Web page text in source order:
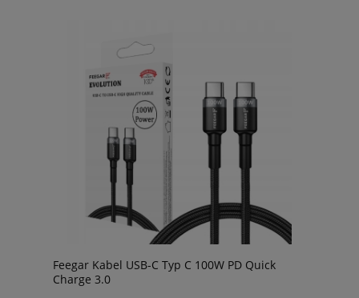
Feegar Kabel USB-C Typ C 100W PD Quick
Charge 3.0